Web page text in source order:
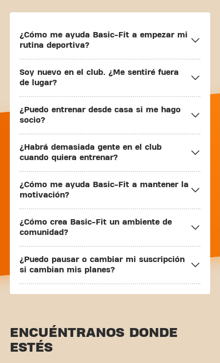
¿Cómo me ayuda Basic-Fit a empezar mi
rutina deportiva?
Soy nuevo en el club. ¿Me sentiré fuera
de lugar?
¿Puedo entrenar desde casa si me hago
socio?
¿Habrá demasiada gente en el club
cuando quiera entrenar?
¿Cómo me ayuda Basic-Fit a mantener la
motivación?
¿Cómo crea Basic-Fit un ambiente de
comunidad?
¿Puedo pausar o cambiar mi suscripción
si cambian mis planes?
ENCUÉNTRANOS DONDE
ESTÉS